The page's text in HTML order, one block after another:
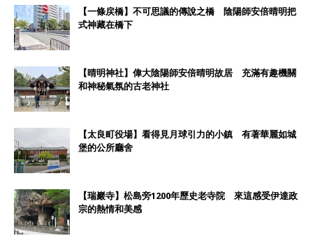
【一條戻橋】不可思議的傳說之橋 陰陽師安倍晴明把
式神藏在橋下
【晴明神社】偉大陰陽師安倍晴明故居 充滿有趣機關
和神秘氣氛的古老神社
【太良町役場】看得見月球引力的小鎮 有著華麗如城
堡的公所廳舍
【瑞巖寺】松島旁1200年歷史老寺院 來這感受伊達政
宗的熱情和美感